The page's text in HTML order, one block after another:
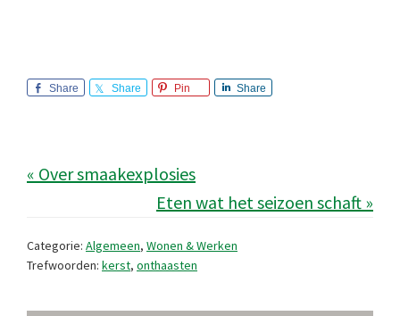
Share Share Pin Share
« Over smaakexplosies
Eten wat het seizoen schaft »
Categorie: Algemeen, Wonen & Werken
Trefwoorden: kerst, onthaasten